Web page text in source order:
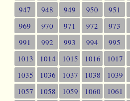
947
948 949 950 951
969
970 971 972 973
991
992 993 994 995
1013
1014 1015 1016 1017
1035
1036 1037 1038 1039
1057
1058 1059 1060 1061